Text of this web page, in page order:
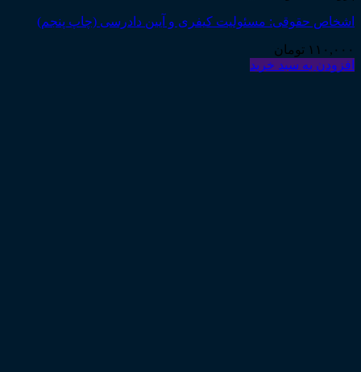
اشخاص حقوقی: مسئولیت کیفری و آیین دادرسی (چاپ پنجم)
۱۱۰,۰۰۰ تومان
افزودن به سبد خرید